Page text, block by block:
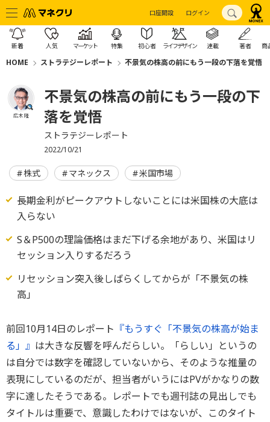
口座開設 ログイン
新着 人気 マーケット 特集 初心者 ライフデザイン 連載 著者 商
HOME ストラテジーレポート 不景気の株高の前にもう一段の下落を覚悟
広木 隆
不景気の株高の前にもう一段の下
落を覚悟
ストラテジーレポート
2022/10/21
株式 マネックス 米国市場
長期金利がピークアウトしないことには米国株の大底は
入らない
S＆P500の理論価格はまだ下げる余地があり、米国はリ
セッション入りするだろう
リセッション突入後しばらくしてからが「不景気の株
高」
前回10月14日のレポート 『もうすぐ「不景気の株高が始ま
る」』 は大きな反響を呼んだらしい。「らしい」というの
は自分では数字を確認していないから、そのような推量の
表現にしているのだが、担当者がいうにはPVがかなりの数
字に達したそうである。レポートでも週刊誌の見出しでも
タイトルは重要で、意識したわけではないが、このタイト